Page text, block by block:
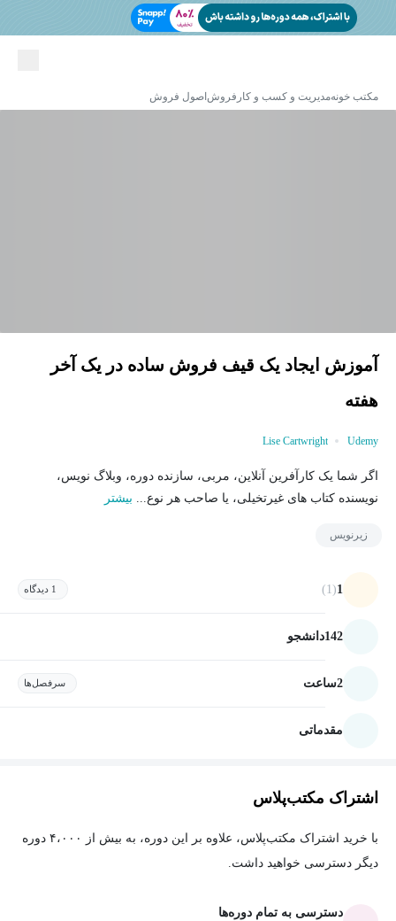
مکتب خونهمدیریت و کسب و کار فروش اصول فروش
آموزش ایجاد یک قیف فروش ساده در یک آخر
هفته
Udemy
Lise Cartwright
اگر شما یک کارآفرین آنلاین، مربی، سازنده دوره، وبلاگ نویس،
نویسنده کتاب های غیرتخیلی، یا صاحب هر نوع... بیشتر
زیرنویس
1
(1) 1 دیدگاه
142دانشجو
2ساعت سرفصل‌ها
مقدماتی
اشتراک مکتب‌پلاس
با خرید اشتراک مکتب‌پلاس، علاوه بر این دوره، به بیش از ۴،۰۰۰ دوره
دیگر دسترسی خواهید داشت.
دسترسی به تمام دوره‌ها